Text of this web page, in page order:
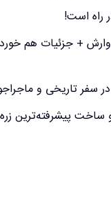
راه است!
وارش + جزئیات هم